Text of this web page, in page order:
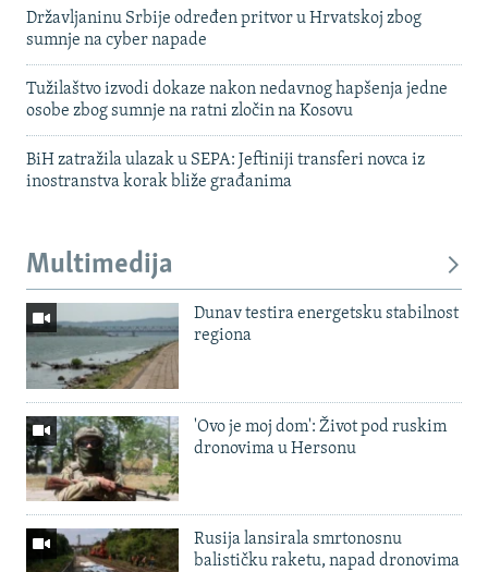
Državljaninu Srbije određen pritvor u Hrvatskoj zbog
sumnje na cyber napade
Tužilaštvo izvodi dokaze nakon nedavnog hapšenja jedne
osobe zbog sumnje na ratni zločin na Kosovu
BiH zatražila ulazak u SEPA: Jeftiniji transferi novca iz
inostranstva korak bliže građanima
Multimedija
Dunav testira energetsku stabilnost
regiona
'Ovo je moj dom': Život pod ruskim
dronovima u Hersonu
Rusija lansirala smrtonosnu
balističku raketu, napad dronovima